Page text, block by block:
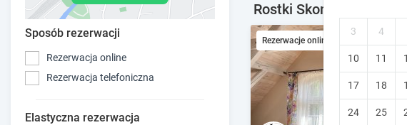
d
o
w
n
r
3 4
10 11
17 18
24 25
Sposób rezerwacji
Rezerwacja online
Rezerwacja telefoniczna
Elastyczna rezerwacja
Rostki Skomackie -
Rezerwacje online